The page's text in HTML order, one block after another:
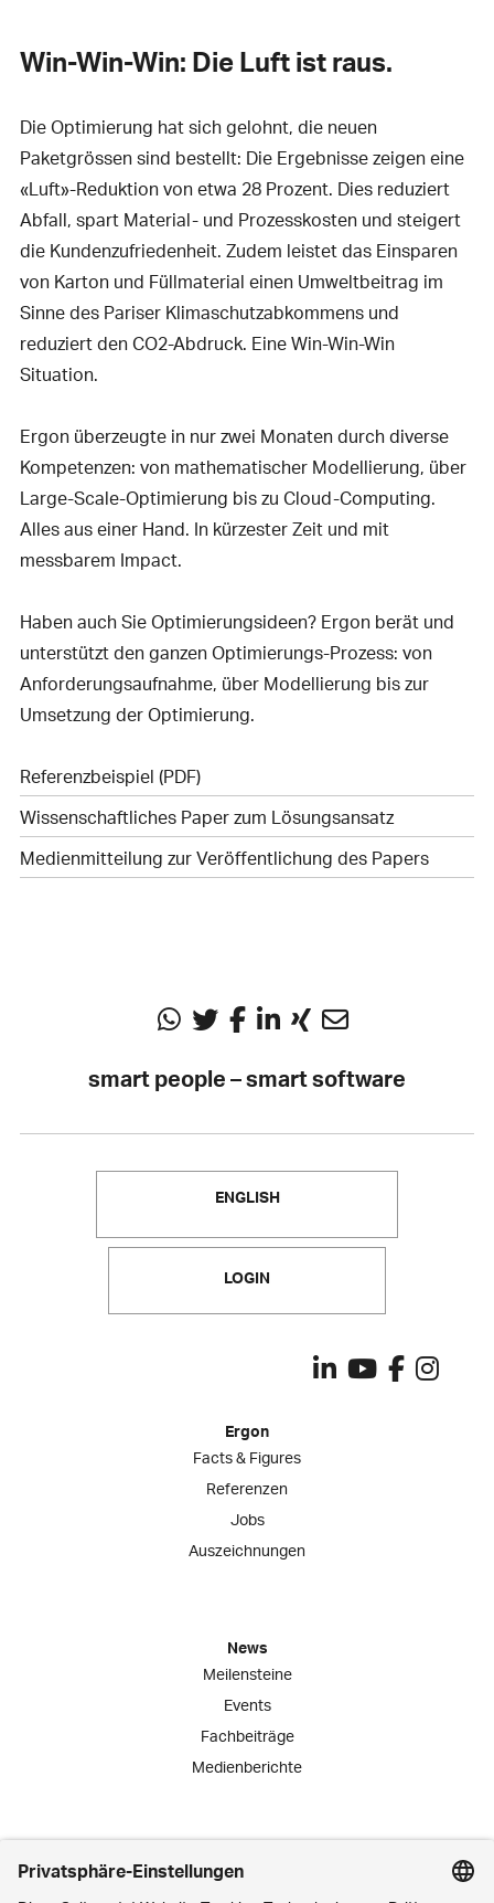
Win-Win-Win: Die Luft ist raus.
Die Optimierung hat sich gelohnt, die neuen
Paketgrössen sind bestellt: Die Ergebnisse zeigen eine
«Luft»-Reduktion von etwa 28 Prozent. Dies reduziert
Abfall, spart Material- und Prozesskosten und steigert
die Kundenzufriedenheit. Zudem leistet das Einsparen
von Karton und Füllmaterial einen Umweltbeitrag im
Sinne des Pariser Klimaschutzabkommens und
reduziert den CO2-Abdruck. Eine Win-Win-Win
Situation.
Ergon überzeugte in nur zwei Monaten durch diverse
Kompetenzen: von mathematischer Modellierung, über
Large-Scale-Optimierung bis zu Cloud-Computing.
Alles aus einer Hand. In kürzester Zeit und mit
messbarem Impact.
Haben auch Sie Optimierungsideen? Ergon berät und
unterstützt den ganzen Optimierungs-Prozess: von
Anforderungsaufnahme, über Modellierung bis zur
Umsetzung der Optimierung.
Referenzbeispiel (PDF)
Wissenschaftliches Paper zum Lösungsansatz
Medienmitteilung zur Veröffentlichung des Papers
smart people – smart software
ENGLISH
LOGIN
Ergon
Facts & Figures
Referenzen
Jobs
Auszeichnungen
News
Meilensteine
Events
Fachbeiträge
Medienberichte
Engagement